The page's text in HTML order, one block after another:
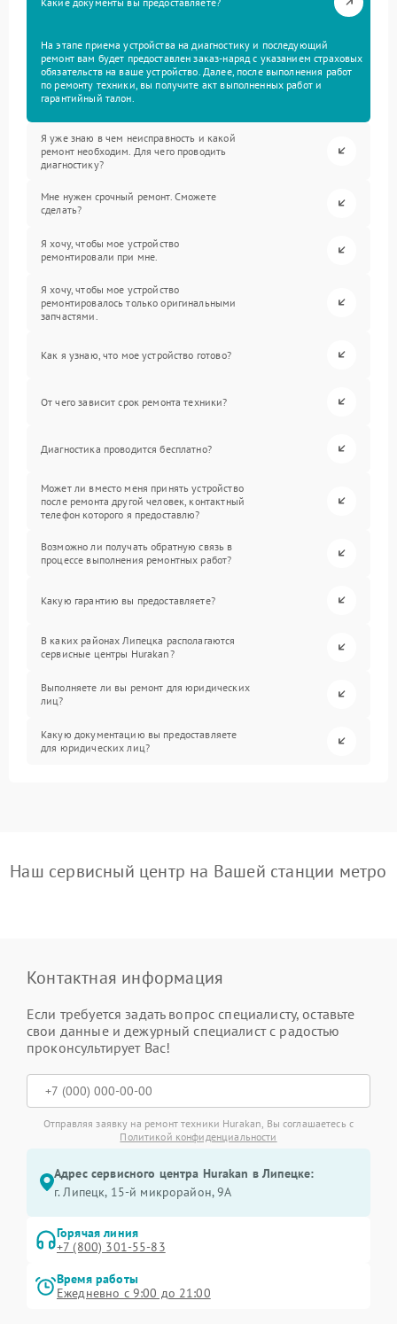
На этапе приема устройства на диагностику и последующий
ремонт вам будет предоставлен заказ-наряд с указанием страховых
обязательств на ваше устройство. Далее, после выполнения работ
по ремонту техники, вы получите акт выполненных работ и
гарантийный талон.
Я уже знаю в чем неисправность и какой
ремонт необходим. Для чего проводить
диагностику?
Мне нужен срочный ремонт. Сможете
сделать?
Я хочу, чтобы мое устройство
ремонтировали при мне.
Я хочу, чтобы мое устройство
ремонтировалось только оригинальными
запчастями.
Как я узнаю, что мое устройство готово?
От чего зависит срок ремонта техники?
Диагностика проводится бесплатно?
Может ли вместо меня принять устройство
после ремонта другой человек, контактный
телефон которого я предоставлю?
Возможно ли получать обратную связь в
процессе выполнения ремонтных работ?
Какую гарантию вы предоставляете?
В каких районах Липецка располагаются
сервисные центры Hurakan?
Выполняете ли вы ремонт для юридических
лиц?
Какую документацию вы предоставляете
для юридических лиц?
Наш сервисный центр на Вашей станции метро
Контактная информация
Если требуется задать вопрос специалисту, оставьте
свои данные и дежурный специалист с радостью
проконсультирует Вас!
Отправляя заявку на ремонт техники Hurakan, Вы соглашаетесь с
Политикой конфиденциальности
Адрес сервисного центра Hurakan в Липецке:
г. Липецк, 15-й микрорайон, 9А
Горячая линия
+7 (800) 301-55-83
Время работы
Ежедневно с 9:00 до 21:00